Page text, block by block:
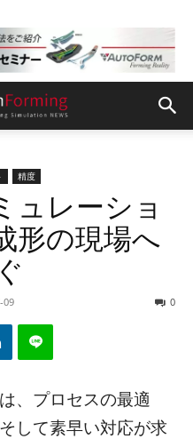
精度
ュレーショ
形の現場へ
09 0
、プロセスの最適
して素早い対応が求